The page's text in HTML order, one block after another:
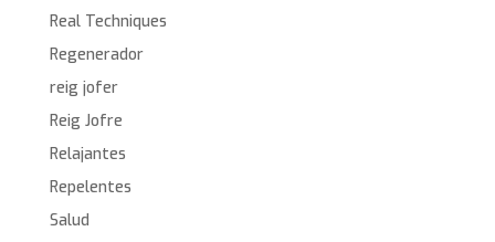
Real Techniques
Regenerador
reig jofer
Reig Jofre
Relajantes
Repelentes
Salud